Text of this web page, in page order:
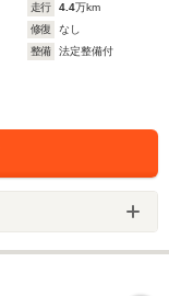
走行 4.4万km
修復
なし
整備
法定整備付